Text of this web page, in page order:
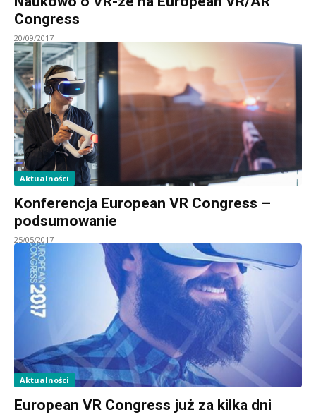
Congress
20/09/2017
Aktualności
Konferencja European VR Congress –
podsumowanie
25/05/2017
Aktualności
European VR Congress już za kilka dni